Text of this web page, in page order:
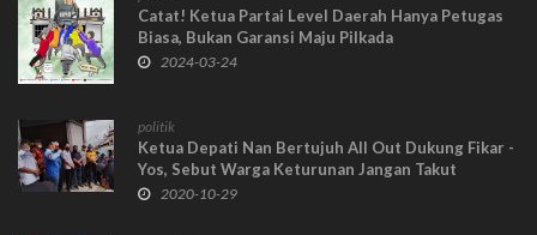
Catat! Ketua Partai Level Daerah Hanya Petugas
Biasa, Bukan Garansi Maju Pilkada
2024-03-24
politik
Ketua Depati Nan Bertujuh All Out Dukung Fikar -
Yos, Sebut Warga Keturunan Jangan Takut
Diintimidasi
2020-10-29